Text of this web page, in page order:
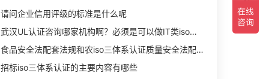
向相关iso体系认证知识，详情可查看
请问企业信用评级的标准是什么呢
武汉UL认证咨询哪家机构啊？必须是可以做IT类iso三体系认证UL认证的机构？
食品安全法配套法规和农iso三体系认证质量安全法配套法规分别是什么？
招标iso三体系认证的主要内容有哪些